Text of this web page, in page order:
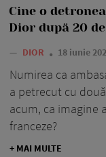
Cine o
Dior după 20
— DIOR 18 iunie
Numirea ca
a petrecut cu
acum, ca imagine
franceze?
+ MAI MULTE